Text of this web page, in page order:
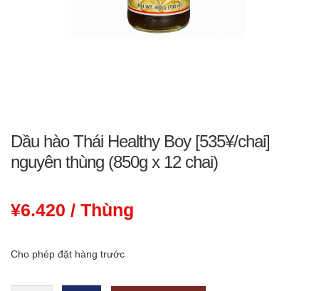
Dầu hào Thái Healthy Boy [535¥/chai]
nguyên thùng (850g x 12 chai)
¥6.420 / Thùng
Cho phép đặt hàng trước